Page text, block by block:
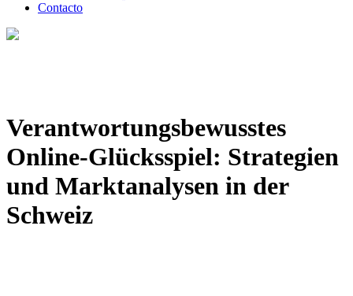
Contacto
Verantwortungsbewusstes
Online-Glücksspiel: Strategien
und Marktanalysen in der
Schweiz